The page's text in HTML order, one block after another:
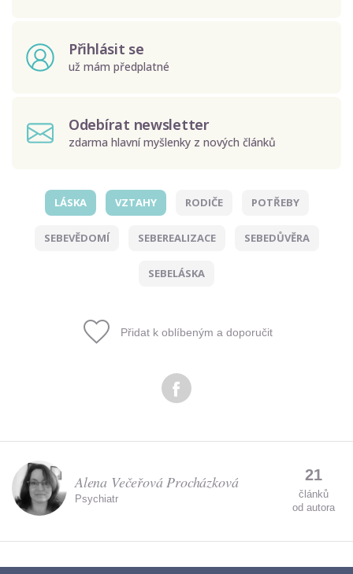
Přihlásit se
už mám předplatné
Odebírat newsletter
zdarma hlavní myšlenky z nových článků
Odeslat
LÁSKA VZTAHY RODIČE POTŘEBY
SEBEVĚDOMÍ SEBEREALIZACE SEBEDŮVĚRA
SEBELÁSKA
Přidat k oblíbeným a doporučit
Alena Večeřová Procházková
Psychiatr
21
článků
od autora